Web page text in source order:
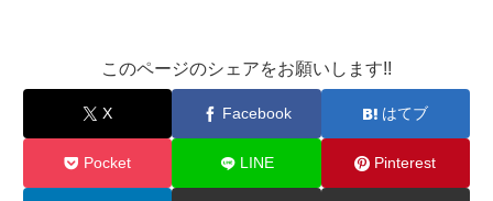
このページのシェアをお願いします!!
X Facebook はてブ
Pocket LINE Pinterest